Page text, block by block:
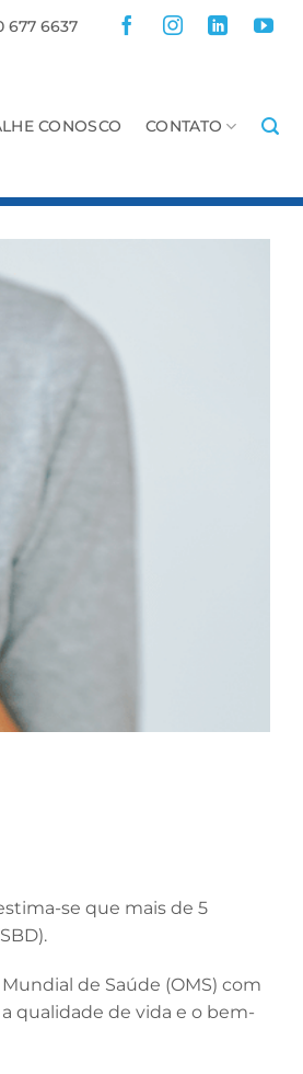
677 6637
CONOSCO CONTATO
se que mais de 5
de Saúde (OMS) com
qualidade de vida e o bem-